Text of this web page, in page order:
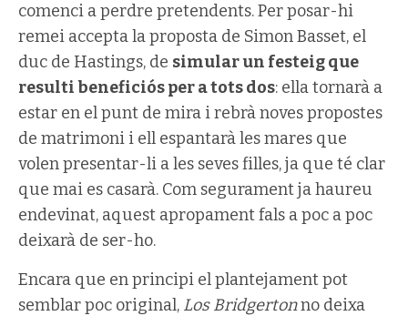
comenci a perdre pretendents. Per posar-hi
remei accepta la proposta de Simon Basset, el
duc de Hastings, de simular un festeig que
resulti beneficiós per a tots dos: ella tornarà a
estar en el punt de mira i rebrà noves propostes
de matrimoni i ell espantarà les mares que
volen presentar-li a les seves filles, ja que té clar
que mai es casarà. Com segurament ja haureu
endevinat, aquest apropament fals a poc a poc
deixarà de ser-ho.
Encara que en principi el plantejament pot
semblar poc original, Los Bridgertonno deixa